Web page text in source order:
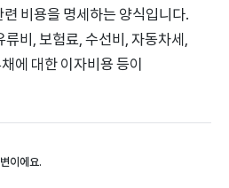
비용을 명세하는 양식입니다.
비, 보험료, 수선비, 자동차세,
에 대한 이자비용 등이
이에요.